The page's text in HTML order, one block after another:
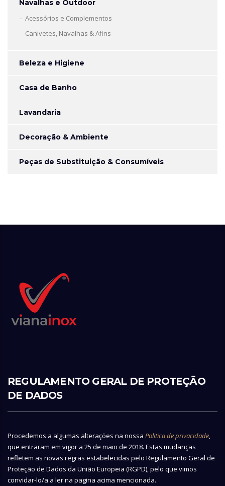
Navalhas e Outdoor
Acessórios e Complementos
Canivetes, Navalhas & Afins
Beleza e Higiene
Casa de Banho
Lavandaria
Decoração & Ambiente
Peças de Substituição & Consumíveis
REGULAMENTO GERAL DE PROTEÇÃO
DE DADOS
Procedemos a algumas alterações na nossa Politica de privacidade
que entraram em vigor a 25 de maio de 2018. Estas mudanças
refletem as novas regras estabelecidas pelo Regulamento Geral de
Proteção de Dados da União Europeia (RGPD), pelo que vimos
convidar-lo/a a ler na pagina acima mencionada.